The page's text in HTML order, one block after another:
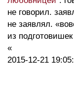
не говорил.
не заявлял.
из
«
2015-12-21